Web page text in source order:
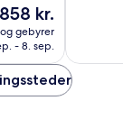
Prisen
kr.
858 kr.
gebyrer
- 8. sep.